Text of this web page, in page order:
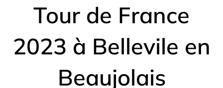
Tour de France
2023 à Bellevile en
Beaujolais